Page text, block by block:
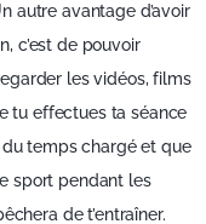
autre avantage d’avoir
c’est de pouvoir
les vidéos, films
tu effectues ta séance
temps chargé et que
sport pendant les
de t’entraîner.